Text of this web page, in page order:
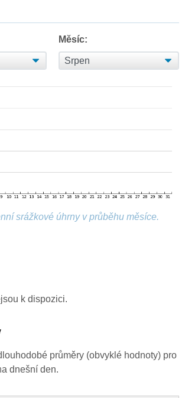
Měsíc:
srážkové úhrny v průběhu měsíce.
k dispozici.
průměry (obvyklé hodnoty) pro
dnešní den.